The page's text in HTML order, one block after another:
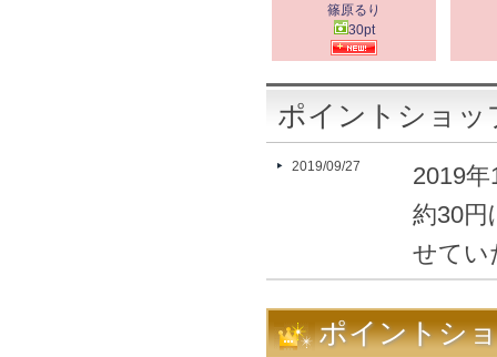
篠原るり
30pt
ポイントショッ
2019/09/27
2019
約30円
せてい
2019
ポイントシ